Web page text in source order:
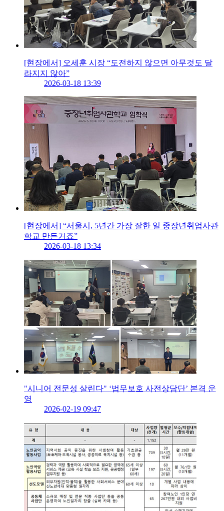
[현장에서] 오세훈 시장 “도전하지 않으면 아무것도 달
라지지 않아”
2026-03-18 13:39
[현장에서] “서울시, 5년간 가장 잘한 일 중장년취업사관
학교 만든거죠”
2026-03-18 13:34
"시니어 전문성 살린다" ‘법무보호 사전상담단’ 본격 운
영
2026-02-19 09:47